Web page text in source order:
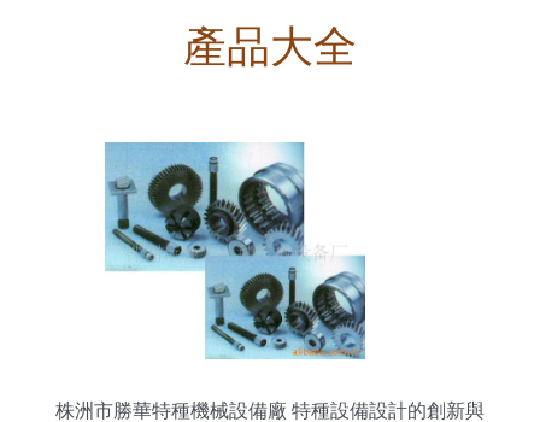
產品大全
株洲市勝華特種機械設備廠 特種設備設計的創新與